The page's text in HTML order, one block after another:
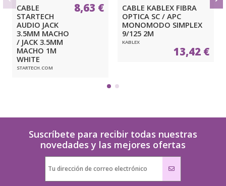
CABLE
STARTECH
AUDIO JACK
3.5MM MACHO
/ JACK 3.5MM
MACHO 1M
WHITE
STARTECH.COM
8,63 €
CABLE KABLEX FIBRA
OPTICA SC / APC
MONOMODO SIMPLEX
9/125 2M
KABLEX
13,42 €
Suscríbete para recibir todas nuestras
novedades y las mejores ofertas